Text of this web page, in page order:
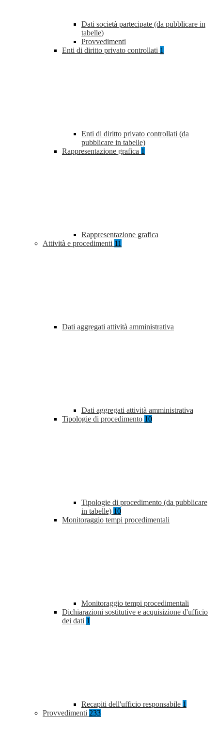
Dati società partecipate (da pubblicare in
tabelle)
Provvedimenti
Enti di diritto privato controllati 1
Enti di diritto privato controllati (da
pubblicare in tabelle)
Rappresentazione grafica 1
Rappresentazione grafica
Attività e procedimenti 11
Dati aggregati attività amministrativa
Dati aggregati attività amministrativa
Tipologie di procedimento 10
Tipologie di procedimento (da pubblicare
in tabelle) 10
Monitoraggio tempi procedimentali
Monitoraggio tempi procedimentali
Dichiarazioni sostitutive e acquisizione d'ufficio
dei dati 1
Recapiti dell'ufficio responsabile 1
Provvedimenti 233